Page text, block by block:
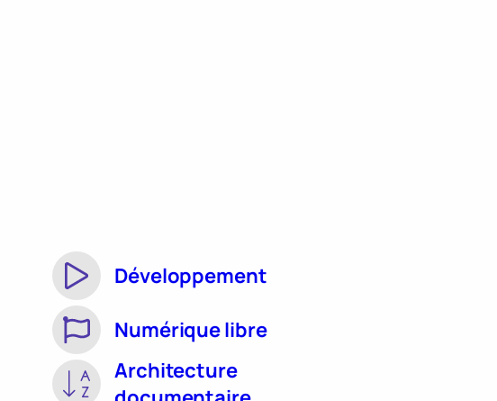
Développement
Numérique libre
Architecture